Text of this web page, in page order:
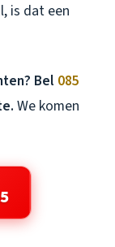
is dat een
Bel 085
We komen